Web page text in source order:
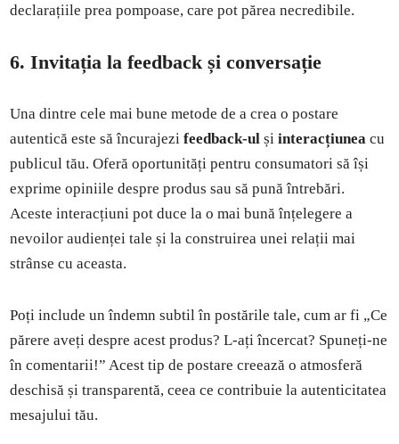
declarațiile prea pompoase, care pot părea necredibile.
6. Invitația la feedback și conversație
Una dintre cele mai bune metode de a crea o postare
autentică este să încurajezifeedback-ul șiinteracțiunea cu
publicul tău. Oferă oportunități pentru consumatori să își
exprime opiniile despre produs sau să pună întrebări.
Aceste interacțiuni pot duce la o mai bună înțelegere a
nevoilor audienței tale și la construirea unei relații mai
strânse cu aceasta.
Poți include un îndemn subtil în postările tale, cum ar fi „Ce
părere aveți despre acest produs? L-ați încercat? Spuneți-ne
în comentarii!” Acest tip de postare creează o atmosferă
deschisă și transparentă, ceea ce contribuie la autenticitatea
mesajului tău.